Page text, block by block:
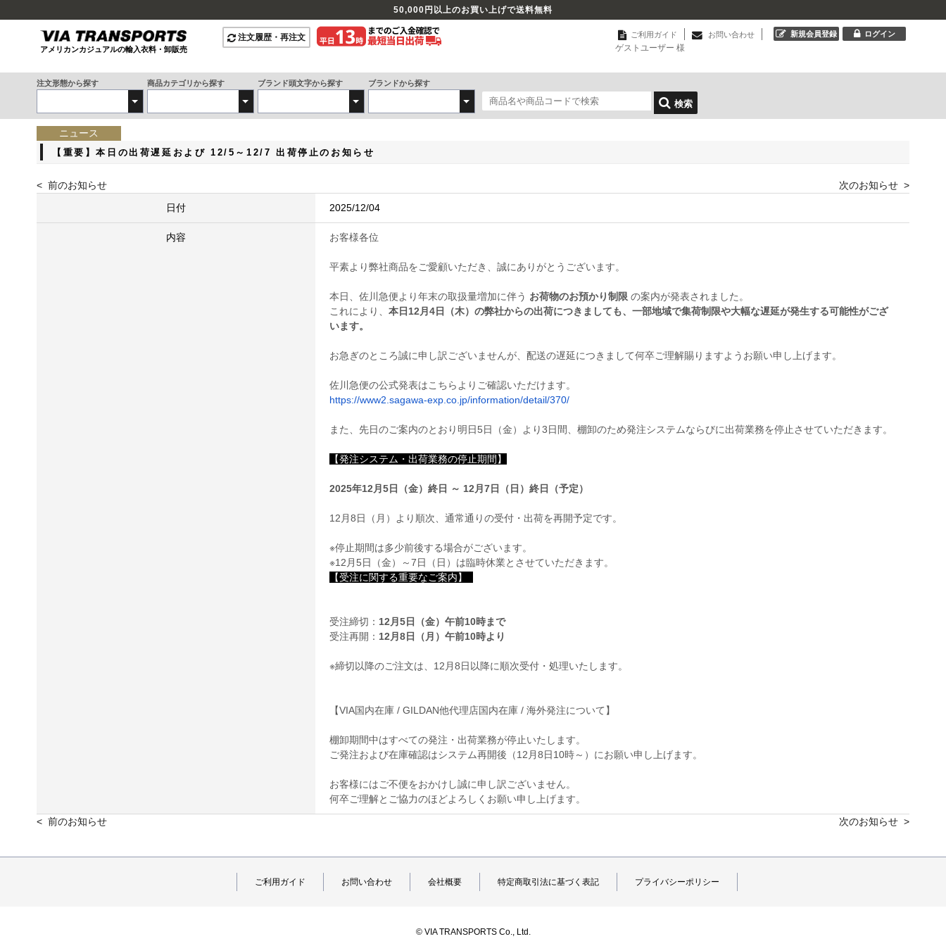
50,000 円以上のお買い上げで送料無料
アメリカンカジュアルの輸入衣料・卸販売
注文履歴・再注文 ご利用ガイド お問い合わせ 新規会員登録 ログイン
ゲストユーザー 様
注文形態から探す 商品カテゴリから探す ブランド頭文字から探す ブランドから探す
検索
ニュース
【重要】本日の出荷遅延および 12/5～12/7 出荷停止のお知らせ
< 前のお知らせ
次のお知らせ >
日付
2025/12/04
内容 お客様各位
平素より弊社商品をご愛顧いただき、誠にありがとうございます。
本日、佐川急便より年末の取扱量増加に伴う お荷物のお預かり制限 の案内が発表されました。
これにより、 本日12月4日（木） の弊社からの出荷につきましても、 一部地域で集荷制限や大幅な遅延が発生する可能性がござ
います。
お急ぎのところ誠に申し訳ございませんが、 配送の遅延につきまして何卒ご理解賜りますようお願い申し上げます。
佐川急便の公式発表はこちらよりご確認いただけます。
https://www2.sagawa-exp.co.jp/information/detail/370/
また、先日のご案内のとおり明日5日（金）より3日間、 棚卸のため発注システムならびに出荷業務を停止させていただきます。
【発注システム・出荷業務の停止期間】
2025年12月5日（金）終日 ～ 12月7日（日）終日（予定）
12月8日（月）より順次、通常通りの受付・ 出荷を再開予定です。
※停止期間は多少前後する場合がございます。
※12月5日（金）～7日（日） は臨時休業とさせていただきます。
【受注に関する重要なご案内】
受注締切： 12月5日（金）午前10時まで
受注再開： 12月8日（月）午前10時より
※締切以降のご注文は、12月8日以降に順次受付・ 処理いたします。
【VIA国内在庫 / GILDAN他代理店国内在庫 / 海外発注について】
棚卸期間中はすべての発注・出荷業務が停止いたします。
ご発注および在庫確認はシステム再開後（12月8日10時～） にお願い申し上げます。
お客様にはご不便をおかけし誠に申し訳ございません。
何卒ご理解とご協力のほどよろしくお願い申し上げます。
< 前のお知らせ
次のお知らせ >
ご利用ガイド お問い合わせ 会社概要 特定商取引法に基づく表記 プライバシーポリシー
© VIA TRANSPORTS Co., Ltd.